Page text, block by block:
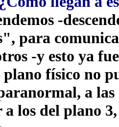
-
para
-y esto ya
plano físico no
a
los del plano